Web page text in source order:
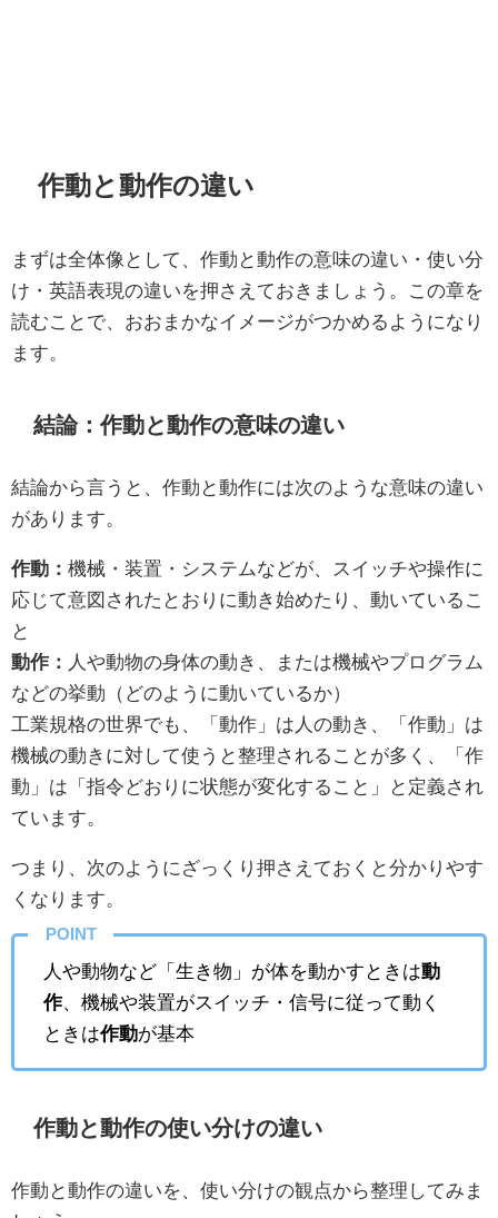
作動と動作の違い
まずは全体像として、作動と動作の意味の違い・使い分
け・英語表現の違いを押さえておきましょう。この章を
読むことで、おおまかなイメージがつかめるようになり
ます。
結論：作動と動作の意味の違い
結論から言うと、作動と動作には次のような意味の違い
があります。
作動： 機械・装置・システムなどが、スイッチや操作に
応じて意図されたとおりに動き始めたり、動いているこ
と
動作：
人や動物の身体の動き、または機械やプログラム
などの挙動（どのように動いているか）
工業規格の世界でも、「動作」は人の動き、「作動」は
機械の動きに対して使うと整理されることが多く、「作
動」は「指令どおりに状態が変化すること」と定義され
ています。
つまり、次のようにざっくり押さえておくと分かりやす
くなります。
POINT
人や動物など「生き物」が体を動かすときは動
作、機械や装置がスイッチ・信号に従って動く
ときは作動が基本
作動と動作の使い分けの違い
作動と動作の違いを、使い分けの観点から整理してみま